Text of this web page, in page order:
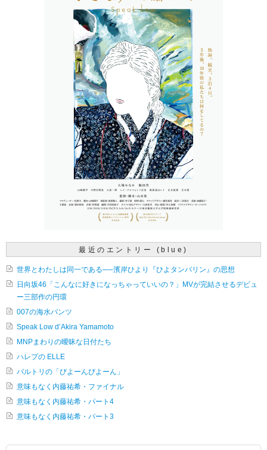
最近のエントリー (blue)
世界とわたしは同一である──濱岸ひより『ひよタンバリン』の思想
日向坂46「こんなに好きになっちゃっていいの？」MVが完結させるデビュ
ー三部作の円環
007の海水パンツ
Speak Low d’Akira Yamamoto
MNPまわりの曖昧な日付たち
ハレプの ELLE
バルトリの「びよーんびよーん」
意味もなく内藤祐希・ファイナル
意味もなく内藤祐希・パート4
意味もなく内藤祐希・パート3